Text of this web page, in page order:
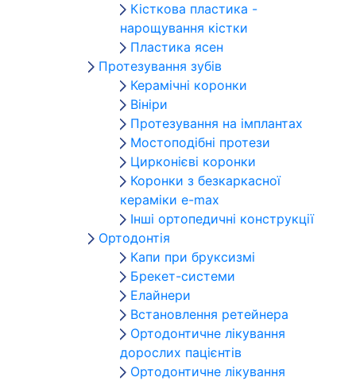
Кісткова пластика -
нарощування кістки
Пластика ясен
Протезування зубів
Керамічні коронки
Вініри
Протезування на імплантах
Мостоподібні протези
Цирконієві коронки
Коронки з безкаркасної
кераміки e-max
Інші ортопедичні конструкції
Ортодонтія
Капи при бруксизмі
Брекет-системи
Елайнери
Встановлення ретейнера
Ортодонтичне лікування
дорослих пацієнтів
Ортодонтичне лікування